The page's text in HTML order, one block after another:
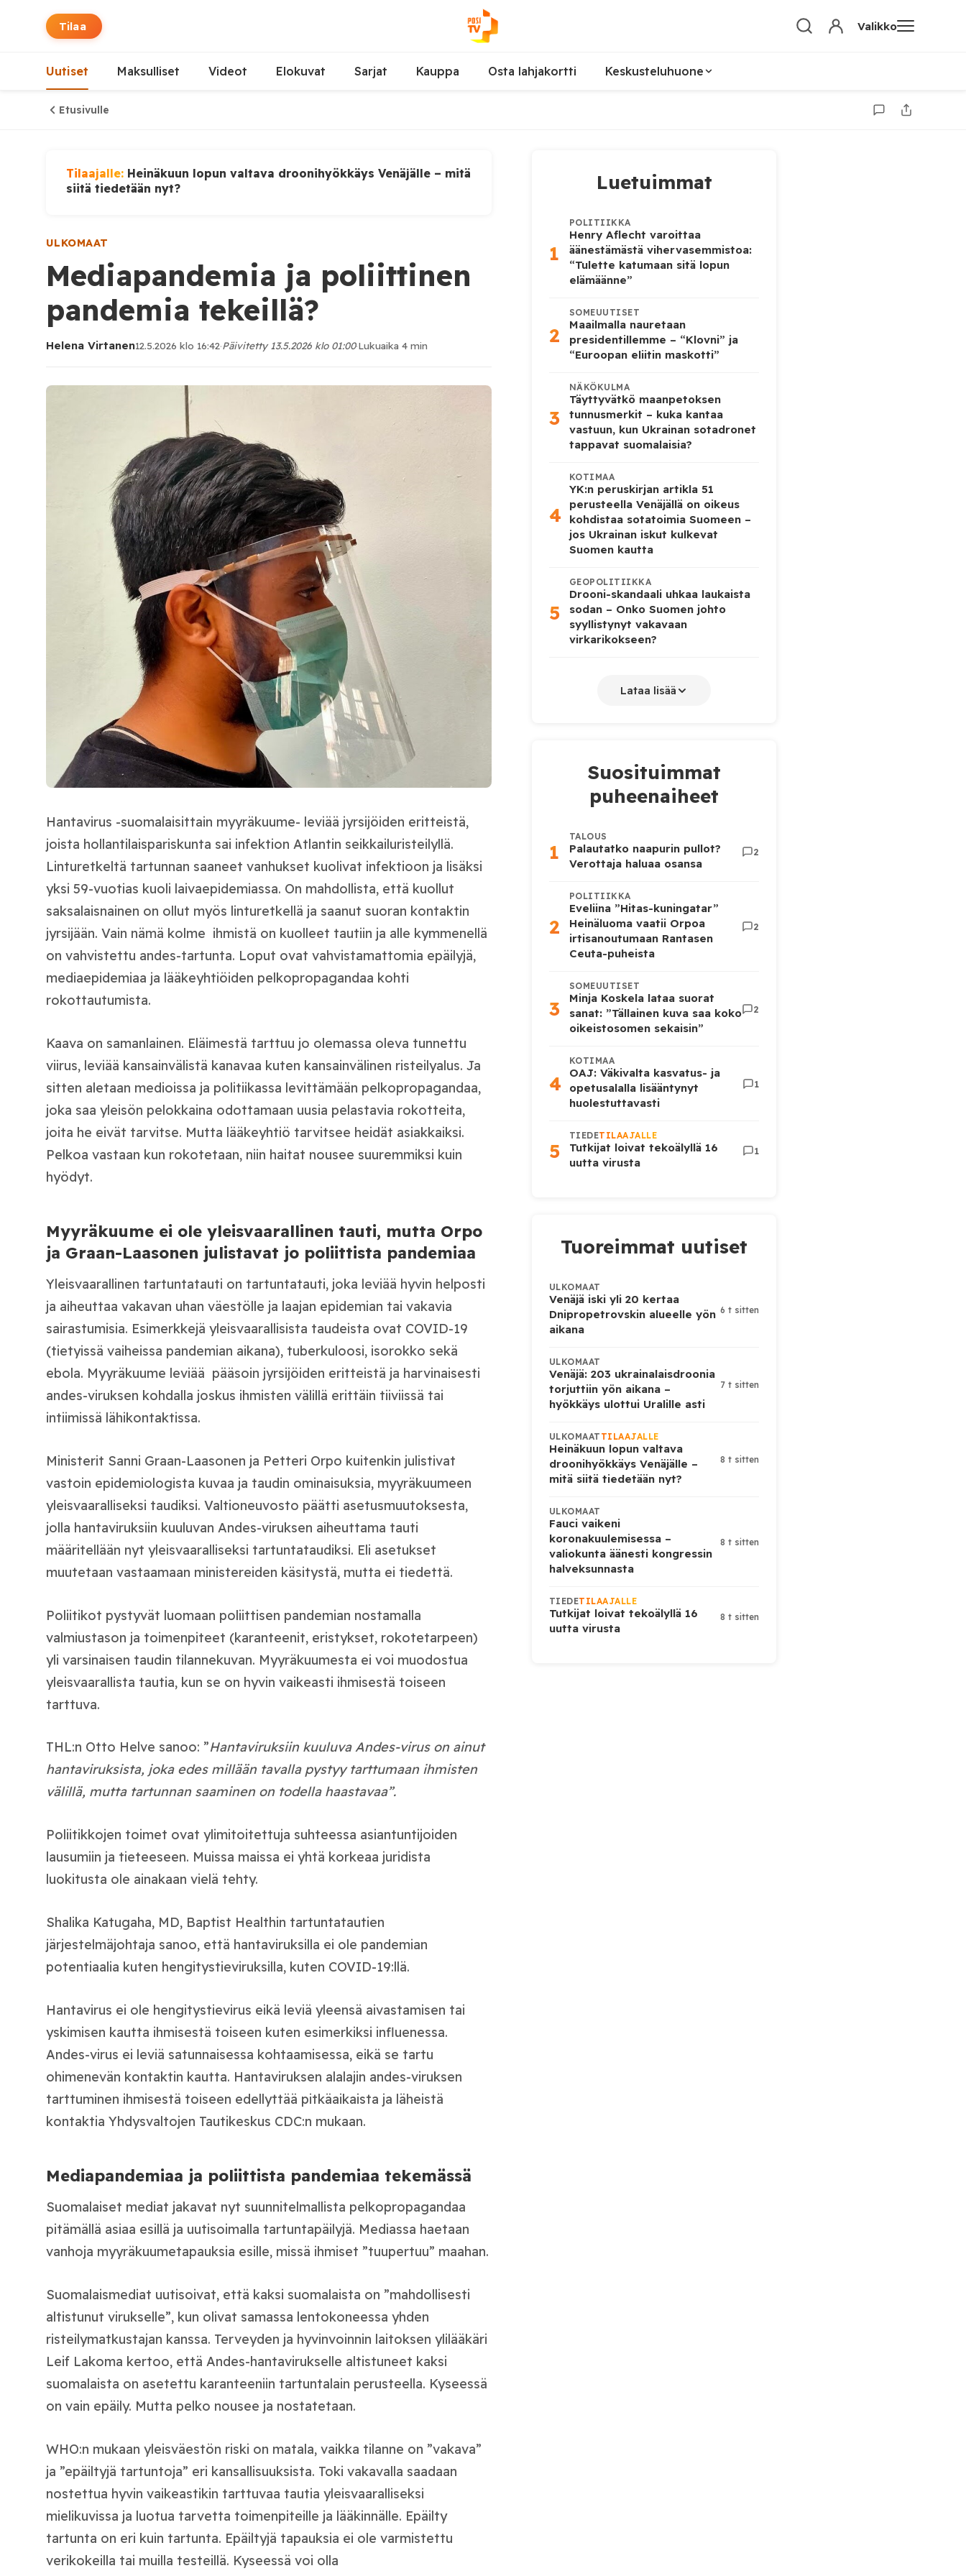
Tilaa Valikko
Uutiset Maksulliset Videot Elokuvat Sarjat Kauppa Osta lahjakortti Keskusteluhuone
Etusivulle
Tilaajalle: Heinäkuun lopun valtava droonihyökkäys Venäjälle – mitä
siitä tiedetään nyt?
ULKOMAAT
Mediapandemia ja poliittinen
pandemia tekeillä?
Helena Virtanen12.5.2026 klo 16:42·Päivitetty 13.5.2026 klo 01:00·Lukuaika 4 min
Hantavirus -suomalaisittain myyräkuume- leviää jyrsijöiden eritteistä,
joista hollantilaispariskunta sai infektion Atlantin seikkailuristeilyllä.
Linturetkeltä tartunnan saaneet vanhukset kuolivat infektioon ja lisäksi
yksi 59-vuotias kuoli laivaepidemiassa. On mahdollista, että kuollut
saksalaisnainen on ollut myös linturetkellä ja saanut suoran kontaktin
jyrsijään. Vain nämä kolme ihmistä on kuolleet tautiin ja alle kymmenellä
on vahvistettu andes-tartunta. Loput ovat vahvistamattomia epäilyjä,
mediaepidemiaa ja lääkeyhtiöiden pelkopropagandaa kohti
rokottautumista.
Kaava on samanlainen. Eläimestä tarttuu jo olemassa oleva tunnettu
viirus, leviää kansainvälistä kanavaa kuten kansainvälinen risteilyalus. Ja
sitten aletaan medioissa ja politiikassa levittämään pelkopropagandaa,
joka saa yleisön pelokkaina odottamaan uusia pelastavia rokotteita,
joita he eivät tarvitse. Mutta lääkeyhtiö tarvitsee heidät asiakkaiksi.
Pelkoa vastaan kun rokotetaan, niin haitat nousee suuremmiksi kuin
hyödyt.
Myyräkuume ei ole yleisvaarallinen tauti, mutta Orpo
ja Graan-Laasonen julistavat jo poliittista pandemiaa
Yleisvaarallinen tartuntatauti on tartuntatauti, joka leviää hyvin helposti
ja aiheuttaa vakavan uhan väestölle ja laajan epidemian tai vakavia
sairastumisia. Esimerkkejä yleisvaarallisista taudeista ovat COVID-19
(tietyissä vaiheissa pandemian aikana), tuberkuloosi, isorokko sekä
ebola. Myyräkuume leviää pääsoin jyrsijöiden eritteistä ja harvinaisesti
andes-viruksen kohdalla joskus ihmisten välillä erittäin tiiviissä tai
intiimissä lähikontaktissa.
Ministerit Sanni Graan-Laasonen ja Petteri Orpo kuitenkin julistivat
vastoin epidemiologista kuvaa ja taudin ominaisuksia, myyräkuumeen
yleisvaaralliseksi taudiksi. Valtioneuvosto päätti asetusmuutoksesta,
jolla hantaviruksiin kuuluvan Andes-viruksen aiheuttama tauti
määritellään nyt yleisvaaralliseksi tartuntataudiksi. Eli asetukset
muutetaan vastaamaan ministereiden käsitystä, mutta ei tiedettä.
Poliitikot pystyvät luomaan poliittisen pandemian nostamalla
valmiustason ja toimenpiteet (karanteenit, eristykset, rokotetarpeen)
yli varsinaisen taudin tilannekuvan. Myyräkuumesta ei voi muodostua
yleisvaarallista tautia, kun se on hyvin vaikeasti ihmisestä toiseen
tarttuva.
THL:n Otto Helve sanoo: ”Hantaviruksiin kuuluva Andes-virus on ainut
hantaviruksista, joka edes millään tavalla pystyy tarttumaan ihmisten
välillä, mutta tartunnan saaminen on todella haastavaa”.
Poliitikkojen toimet ovat ylimitoitettuja suhteessa asiantuntijoiden
lausumiin ja tieteeseen. Muissa maissa ei yhtä korkeaa juridista
luokitusta ole ainakaan vielä tehty.
Shalika Katugaha, MD, Baptist Healthin tartuntatautien
järjestelmäjohtaja sanoo, että hanta­viruksilla ei ole pandemian
potentiaalia kuten hengitystieviruksilla, kuten COVID-19:llä.
Hantavirus ei ole hengitystievirus eikä leviä yleensä aivastamisen tai
yskimisen kautta ihmisestä toiseen kuten esimerkiksi influenessa.
Andes-virus ei leviä satunnaisessa kohtaamisessa, eikä se tartu
ohimenevän kontaktin kautta. Hantaviruksen alalajin andes-viruksen
tarttuminen ihmisestä toiseen edellyttää pitkäaikaista ja läheistä
kontaktia Yhdysvaltojen Tautikeskus CDC:n mukaan.
Mediapandemiaa ja poliittista pandemiaa tekemässä
Suomalaiset mediat jakavat nyt suunnitelmallista pelkopropagandaa
pitämällä asiaa esillä ja uutisoimalla tartuntapäilyjä. Mediassa haetaan
vanhoja myyräkuumetapauksia esille, missä ihmiset ”tuupertuu” maahan.
Suomalaismediat uutisoivat, että kaksi suomalaista on ”mahdollisesti
altistunut virukselle”, kun olivat samassa lentokoneessa yhden
risteilymatkustajan kanssa. Terveyden ja hyvinvoinnin laitoksen ylilääkäri
Leif Lakoma kertoo, että Andes-hantavirukselle altistuneet kaksi
suomalaista on asetettu karanteeniin tartuntalain perusteella. Kyseessä
on vain epäily. Mutta pelko nousee ja nostatetaan.
WHO:n mukaan yleisväestön riski on matala, vaikka tilanne on ”vakava”
ja ”epäiltyjä tartuntoja” eri kansallisuuksista. Toki vakavalla saadaan
nostettua hyvin vaikeastikin tarttuvaa tautia yleisvaaralliseksi
mielikuvissa ja luotua tarvetta toimenpiteille ja lääkinnälle. Epäilty
tartunta on eri kuin tartunta. Epäiltyjä tapauksia ei ole varmistettu
verikokeilla tai muilla testeillä. Kyseessä voi olla
Luetuimmat
1
POLITIIKKA
Henry Aflecht varoittaa
äänestämästä vihervasemmistoa:
“Tulette katumaan sitä lopun
elämäänne”
2
SOMEUUTISET
Maailmalla nauretaan
presidentillemme – “Klovni” ja
“Euroopan eliitin maskotti”
3
NÄKÖKULMA
Täyttyvätkö maanpetoksen
tunnusmerkit – kuka kantaa
vastuun, kun Ukrainan sotadronet
tappavat suomalaisia?
4
KOTIMAA
YK:n peruskirjan artikla 51
perusteella Venäjällä on oikeus
kohdistaa sotatoimia Suomeen –
jos Ukrainan iskut kulkevat
Suomen kautta
5
GEOPOLITIIKKA
Drooni-skandaali uhkaa laukaista
sodan – Onko Suomen johto
syyllistynyt vakavaan
virkarikokseen?
Lataa lisää
Suosituimmat
puheenaiheet
1
TALOUS
Palautatko naapurin pullot?
Verottaja haluaa osansa
2
2
POLITIIKKA
Eveliina ”Hitas-kuningatar”
Heinäluoma vaatii Orpoa
irtisanoutumaan Rantasen
Ceuta-puheista
2
3
SOMEUUTISET
Minja Koskela lataa suorat
sanat: ”Tällainen kuva saa koko
oikeistosomen sekaisin”
2
4
KOTIMAA
OAJ: Väkivalta kasvatus- ja
opetusalalla lisääntynyt
huolestuttavasti
1
5
TIEDETILAAJALLE
Tutkijat loivat tekoälyllä 16
uutta virusta
1
Tuoreimmat uutiset
ULKOMAAT
Venäjä iski yli 20 kertaa
Dnipropetrovskin alueelle yön
aikana
6 t sitten
ULKOMAAT
Venäjä: 203 ukrainalaisdroonia
torjuttiin yön aikana –
hyökkäys ulottui Uralille asti
7 t sitten
ULKOMAAT TILAAJALLE
Heinäkuun lopun valtava
droonihyökkäys Venäjälle –
mitä siitä tiedetään nyt?
8 t sitten
ULKOMAAT
Fauci vaikeni
koronakuulemisessa –
valiokunta äänesti kongressin
halveksunnasta
8 t sitten
TIEDETILAAJALLE
Tutkijat loivat tekoälyllä 16
uutta virusta
8 t sitten